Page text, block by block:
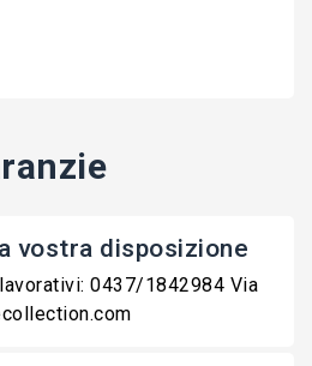
vostra disposizione
0437/1842984 Via